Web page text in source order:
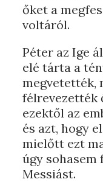
őket a
voltáról.
Péter az Ige
elé tárta a
megvetették,
félrevezették
ezektől az
és azt, hogy
mielőtt ezt
úgy sohasem
Messiást.